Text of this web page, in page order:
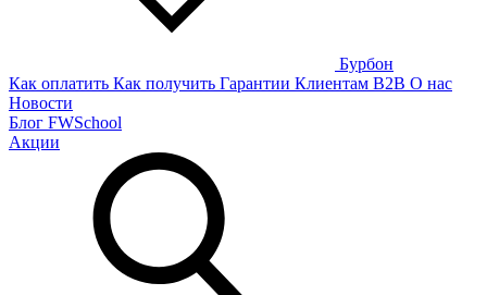
Бурбон
Как оплатить Как получить Гарантии Клиентам B2B О нас
Новости
Блог FWSchool
Акции